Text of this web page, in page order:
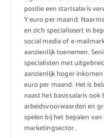
positie een startsalaris
Y euro per maand.
en zich specialiseert in
social media of e-
aanzienlijk toenemen.
specialisten met
aanzienlijk hoger
euro per maand. Het is
naast het basissalaris
arbeidsvoorwaarden en
spelen bij het bepalen
marketingsector.